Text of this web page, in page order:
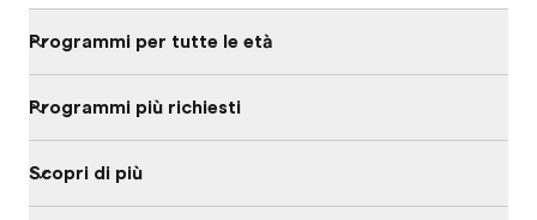
Programmi per tutte le età
Programmi più richiesti
Scopri di più